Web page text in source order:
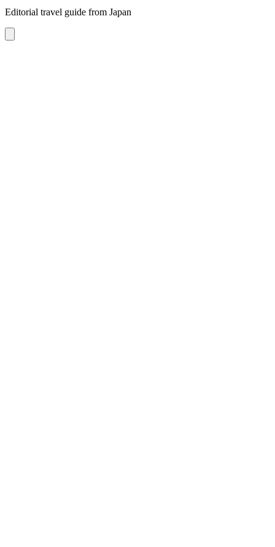
Editorial travel guide from Japan